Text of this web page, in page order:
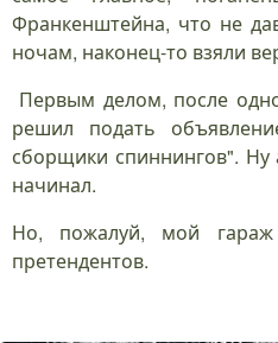
Франкенштейна, что не
ночам, наконец-то взяли
Первым делом, после
решил подать
сборщики спиннингов".
начинал.
Но, пожалуй, мой
претендентов.